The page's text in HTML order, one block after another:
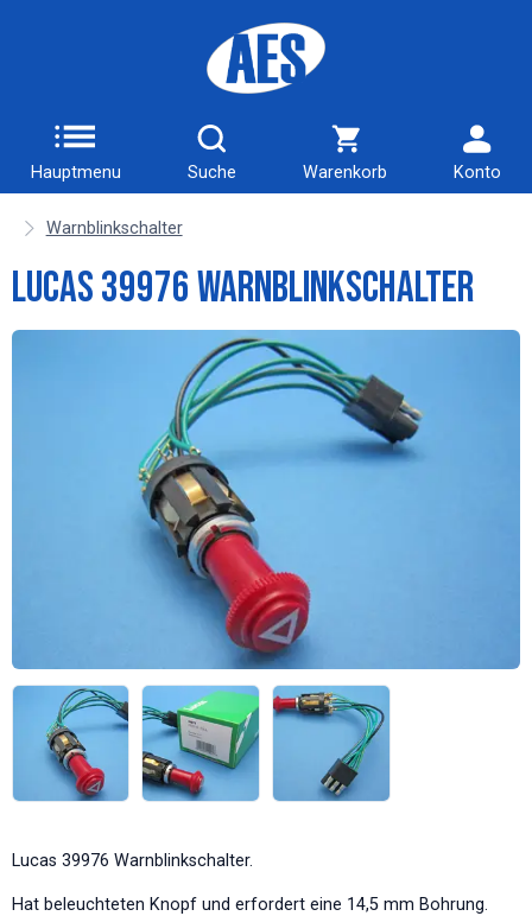
Hauptmenu Suche Warenkorb Konto
Warnblinkschalter
Lucas 39976 Warnblinkschalter
Lucas 39976 Warnblinkschalter.
Hat beleuchteten Knopf und erfordert eine 14,5 mm Bohrung.